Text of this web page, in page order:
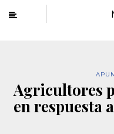
Agricultores
en respuesta